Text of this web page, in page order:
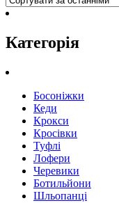
Категорія
Босоніжки
Кеди
Крокси
Кросівки
Туфлі
Лофери
Черевики
Ботильйони
Шльопанці